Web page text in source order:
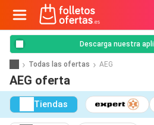
Descarga nuestra
Todas las ofertas AEG
AEG oferta
Tiendas